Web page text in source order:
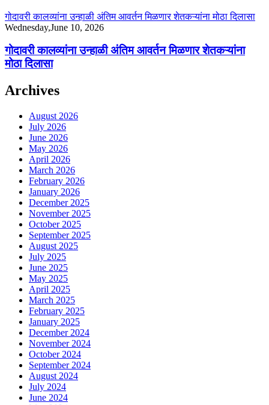
गोदावरी कालव्यांना उन्हाळी अंतिम आवर्तन मिळणार शेतकऱ्यांना मोठा दिलासा
Wednesday,June 10, 2026
गोदावरी कालव्यांना उन्हाळी अंतिम आवर्तन मिळणार शेतकऱ्यांना
मोठा दिलासा
Archives
August 2026
July 2026
June 2026
May 2026
April 2026
March 2026
February 2026
January 2026
December 2025
November 2025
October 2025
September 2025
August 2025
July 2025
June 2025
May 2025
April 2025
March 2025
February 2025
January 2025
December 2024
November 2024
October 2024
September 2024
August 2024
July 2024
June 2024